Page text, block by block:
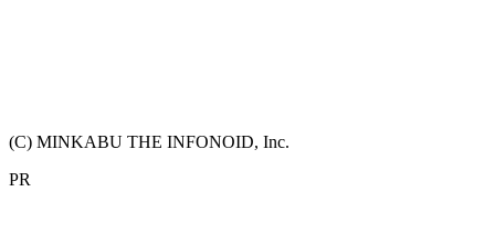
(C) MINKABU THE INFONOID, Inc.
PR